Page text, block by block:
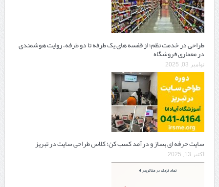
طراحی در خدمت نظم؛ از قفسه ‌های یک‌ طرفه تا دو طرفه، روایت هوشمندی
در معماری فروشگاه
نوامبر 03, 2025
سایت حرفه ‌ای بساز و درآمد کسب کن؛ کلاس طراحی سایت در تبریز
اکتبر 13, 2025